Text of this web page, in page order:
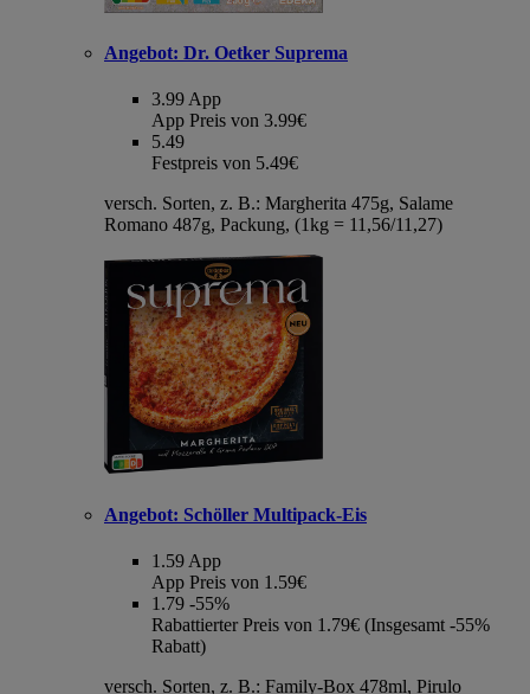
Angebot: Dr. Oetker Suprema
3.99 App
App Preis von 3.99€
5.49
Festpreis von 5.49€
versch. Sorten, z. B.: Margherita 475g, Salame
Romano 487g, Packung, (1kg = 11,56/11,27)
Angebot: Schöller Multipack-Eis
1.59 App
App Preis von 1.59€
1.79 -55%
Rabattierter Preis von 1.79€ (Insgesamt -55%
Rabatt)
versch. Sorten, z. B.: Family-Box 478ml, Pirulo